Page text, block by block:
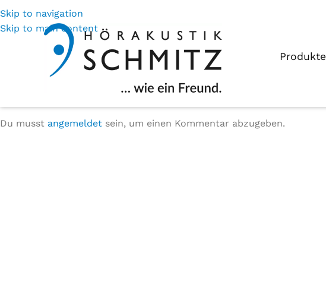
Skip to navigation
Skip to main content
Produkte
Schreibe einen Kommentar
Du musst angemeldet sein, um einen Kommentar abzugeben.